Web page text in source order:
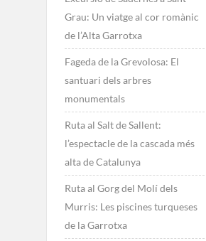
Grau: Un viatge al cor romànic
de l’Alta Garrotxa
Fageda de la Grevolosa: El
santuari dels arbres
monumentals
Ruta al Salt de Sallent:
l’espectacle de la cascada més
alta de Catalunya
Ruta al Gorg del Molí dels
Murris: Les piscines turqueses
de la Garrotxa